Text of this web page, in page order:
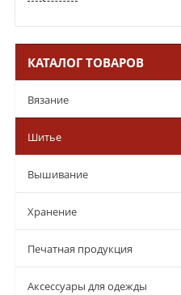
КАТАЛОГ ТОВАРОВ
Вязание
Шитье
Вышивание
Хранение
Печатная продукция
Аксессуары для одежды